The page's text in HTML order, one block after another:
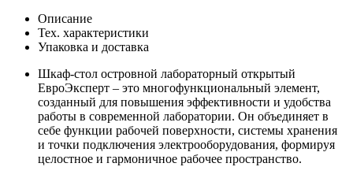
Описание
Тех. характеристики
Упаковка и доставка
Шкаф-стол островной лабораторный открытый
ЕвроЭксперт – это многофункциональный элемент,
созданный для повышения эффективности и удобства
работы в современной лаборатории. Он объединяет в
себе функции рабочей поверхности, системы хранения
и точки подключения электрооборудования, формируя
целостное и гармоничное рабочее пространство.